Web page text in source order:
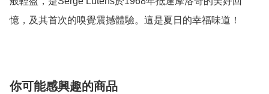
憶，及其首次的嗅覺震撼體驗。這是夏日的幸福味道！
你可能感興趣的商品